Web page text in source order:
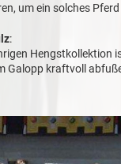
um ein solches
:
Galopp kraftvoll